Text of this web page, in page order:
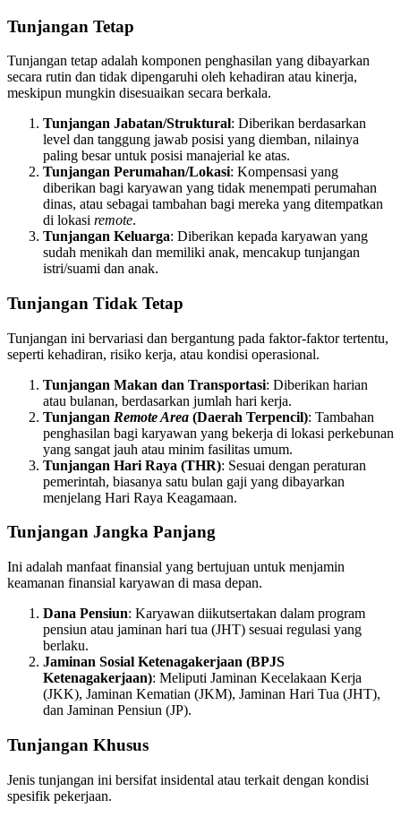
Tunjangan Tetap
Tunjangan tetap adalah komponen penghasilan yang dibayarkan
secara rutin dan tidak dipengaruhi oleh kehadiran atau kinerja,
meskipun mungkin disesuaikan secara berkala.
Tunjangan Jabatan/Struktural: Diberikan berdasarkan
level dan tanggung jawab posisi yang diemban, nilainya
paling besar untuk posisi manajerial ke atas.
Tunjangan Perumahan/Lokasi: Kompensasi yang
diberikan bagi karyawan yang tidak menempati perumahan
dinas, atau sebagai tambahan bagi mereka yang ditempatkan
di lokasi remote.
Tunjangan Keluarga: Diberikan kepada karyawan yang
sudah menikah dan memiliki anak, mencakup tunjangan
istri/suami dan anak.
Tunjangan Tidak Tetap
Tunjangan ini bervariasi dan bergantung pada faktor-faktor tertentu,
seperti kehadiran, risiko kerja, atau kondisi operasional.
Tunjangan Makan dan Transportasi: Diberikan harian
atau bulanan, berdasarkan jumlah hari kerja.
Tunjangan Remote Area (Daerah Terpencil): Tambahan
penghasilan bagi karyawan yang bekerja di lokasi perkebunan
yang sangat jauh atau minim fasilitas umum.
Tunjangan Hari Raya (THR): Sesuai dengan peraturan
pemerintah, biasanya satu bulan gaji yang dibayarkan
menjelang Hari Raya Keagamaan.
Tunjangan Jangka Panjang
Ini adalah manfaat finansial yang bertujuan untuk menjamin
keamanan finansial karyawan di masa depan.
Dana Pensiun: Karyawan diikutsertakan dalam program
pensiun atau jaminan hari tua (JHT) sesuai regulasi yang
berlaku.
Jaminan Sosial Ketenagakerjaan (BPJS
Ketenagakerjaan): Meliputi Jaminan Kecelakaan Kerja
(JKK), Jaminan Kematian (JKM), Jaminan Hari Tua (JHT),
dan Jaminan Pensiun (JP).
Tunjangan Khusus
Jenis tunjangan ini bersifat insidental atau terkait dengan kondisi
spesifik pekerjaan.